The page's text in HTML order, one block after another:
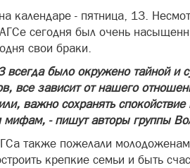
календаре - пятница, 13.
сегодня был очень
свои браки.
всегда было окружено тайной и
все зависит от нашего
важно сохранять
мифам, - пишут авторы группы
также пожелали
крепкие семьи и быть